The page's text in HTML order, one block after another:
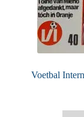
Voetbal